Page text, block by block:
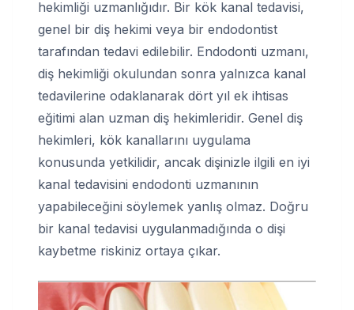
hekimliği uzmanlığıdır. Bir kök kanal tedavisi,
genel bir diş hekimi veya bir endodontist
tarafından tedavi edilebilir. Endodonti uzmanı,
diş hekimliği okulundan sonra yalnızca kanal
tedavilerine odaklanarak dört yıl ek ihtisas
eğitimi alan uzman diş hekimleridir. Genel diş
hekimleri, kök kanallarını uygulama
konusunda yetkilidir, ancak dişinizle ilgili en iyi
kanal tedavisini endodonti uzmanının
yapabileceğini söylemek yanlış olmaz. Doğru
bir kanal tedavisi uygulanmadığında o dişi
kaybetme riskiniz ortaya çıkar.